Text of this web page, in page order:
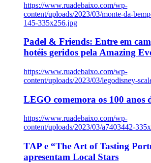
https://www.ruadebaixo.com/wp-
content/uploads/2023/03/monte-da-
145-335x256.jpg
Padel & Friends: Entre em
hotéis geridos pela Amazing
https://www.ruadebaixo.com/wp-
content/uploads/2023/03/legodisney-
LEGO comemora os 100 anos
https://www.ruadebaixo.com/wp-
content/uploads/2023/03/a7403442-
TAP e “The Art of Tasting
apresentam Local Stars